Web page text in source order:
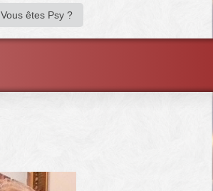
Vous êtes Psy ?